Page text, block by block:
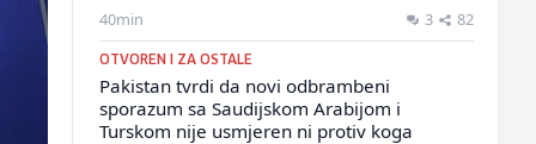
40min 3 82
OTVOREN I ZA OSTALE
Pakistan tvrdi da novi odbrambeni
sporazum sa Saudijskom Arabijom i
Turskom nije usmjeren ni protiv koga